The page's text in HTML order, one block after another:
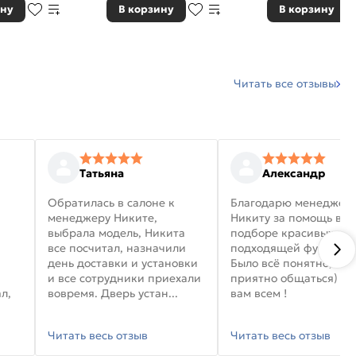
В корзину В корзину
Читать все отзывы
Татьяна
Обратилась в салоне к
менеджеру Никите,
выбрала модель, Никита
все посчитал, назначили
день доставки и установки
и все сотрудники приехали
вовремя. Дверь устан...
Читать весь отзыв
Александр
Благодарю
Никиту за помощь в
подборе красивых
подходящей
Было всё понятно, и
приятно общаться)
вам всем !
Читать весь отзыв